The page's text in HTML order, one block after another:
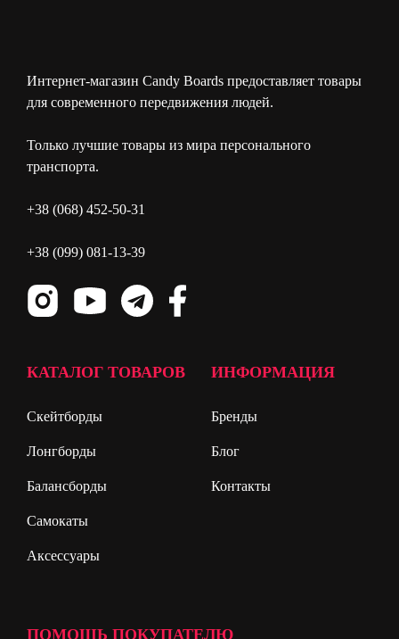
Интернет-магазин Candy Boards предоставляет товары
для современного передвижения людей.
Только лучшие товары из мира персонального
транспорта.
+38 (068) 452-50-31
+38 (099) 081-13-39
КАТАЛОГ ТОВАРОВ
Скейтборды
Лонгборды
Балансборды
Самокаты
Аксессуары
ИНФОРМАЦИЯ
Бренды
Блог
Контакты
ПОМОЩЬ ПОКУПАТЕЛЮ